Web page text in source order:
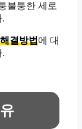
불퉁한 세로
.
결방법에 대
.